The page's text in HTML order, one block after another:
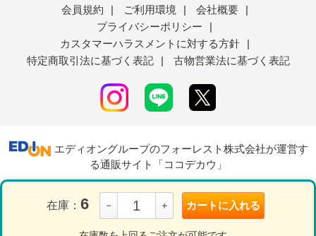
在庫： 6 － ＋ カートに入れる
会員規約 | ご利用環境 | 会社概要
|
プライバシーポリシー
|
カスタマーハラスメントに対する方針
|
特定商取引法に基づく表記
| 古物営業法に基づく表記
エディオングループのフォーレスト株式会社が運営す
る通販サイト「ココデカウ」
表示モード ＰＣ スマートフォン